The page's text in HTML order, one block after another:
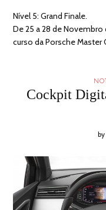
Nível 5: Grand Finale.
De 25 a 28 de
curso da Porsche Master
Cockpit
by